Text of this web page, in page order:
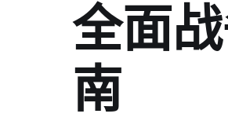
全面
南